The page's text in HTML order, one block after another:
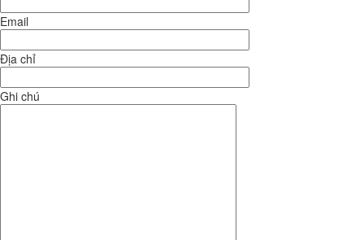
Email
Địa chỉ
Ghi chú